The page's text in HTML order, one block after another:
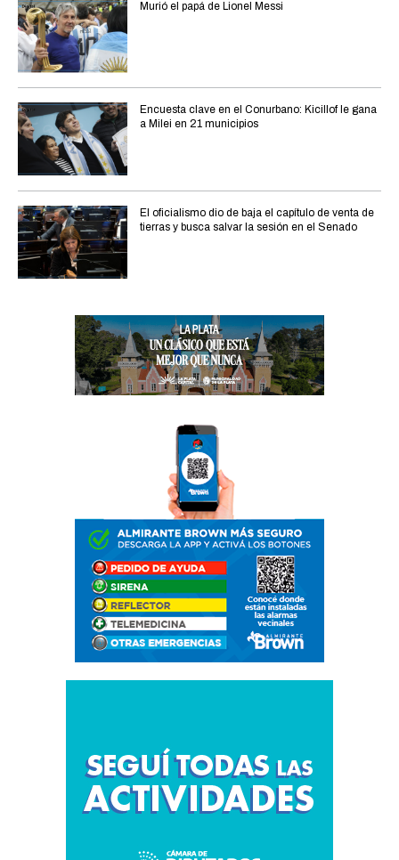
Murió el papá de Lionel Messi
Encuesta clave en el Conurbano: Kicillof le gana
a Milei en 21 municipios
El oficialismo dio de baja el capítulo de venta de
tierras y busca salvar la sesión en el Senado